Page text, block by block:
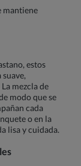
mantiene
estos
mezcla de
modo que se
cada
o en la
lisa y cuidada.